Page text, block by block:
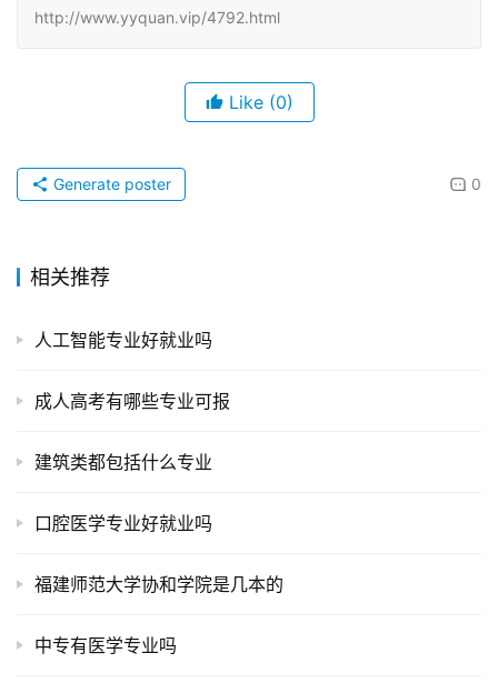
http://www.yyquan.vip/4792.html
Like (0)
0
Generate poster
相关推荐
人工智能专业好就业吗
成人高考有哪些专业可报
建筑类都包括什么专业
口腔医学专业好就业吗
福建师范大学协和学院是几本的
中专有医学专业吗